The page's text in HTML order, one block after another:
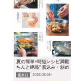
人気
カテ
生活
夏の簡単×時短レシピ満載
ちんと絶品”煮込み・炒め
更新日 2025.08.08